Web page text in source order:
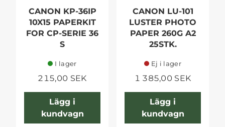
CANON KP-36IP
10X15 PAPERKIT
FOR CP-SERIE 36
S
I lager
215,00 SEK
Lägg i
kundvagn
CANON LU-101
LUSTER PHOTO
PAPER 260G A2
25STK.
Ej i lager
1 385,00 SEK
Lägg i
kundvagn